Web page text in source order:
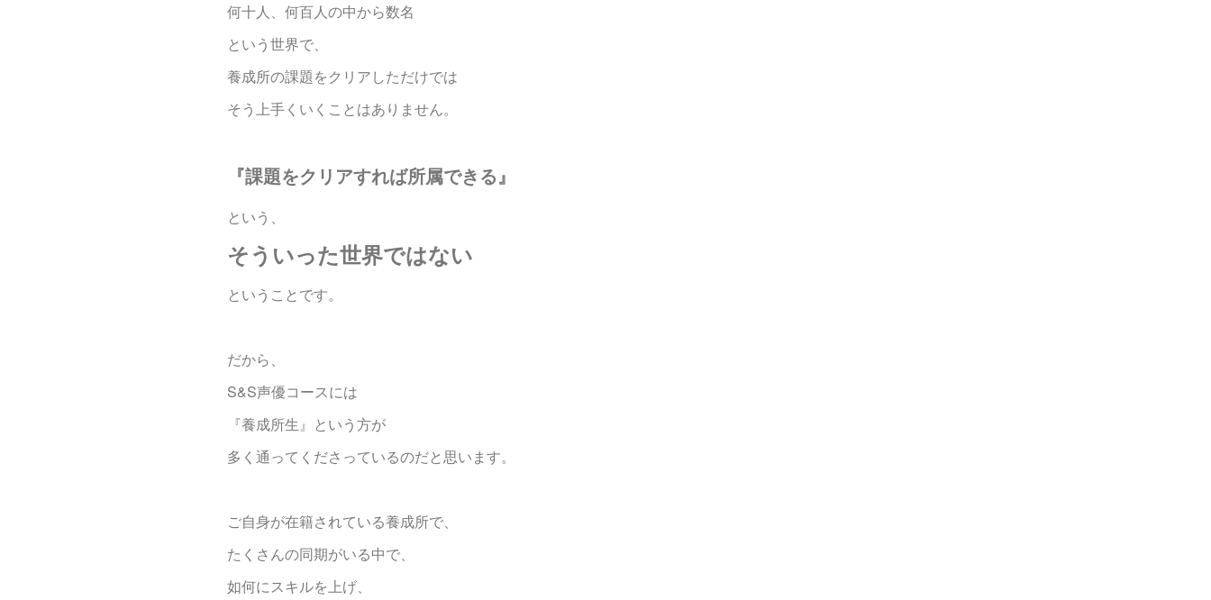
何十人、何百人の中から数名
という世界で、
養成所の課題をクリアしただけでは
そう上手くいくことはありません。
『課題をクリアすれば所属できる』
という、
そういった世界ではない
ということです。
だから、
S&S声優コースには
『養成所生』という方が
多く通ってくださっているのだと思います。
ご自身が在籍されている養成所で、
たくさんの同期がいる中で、
如何にスキルを上げ、